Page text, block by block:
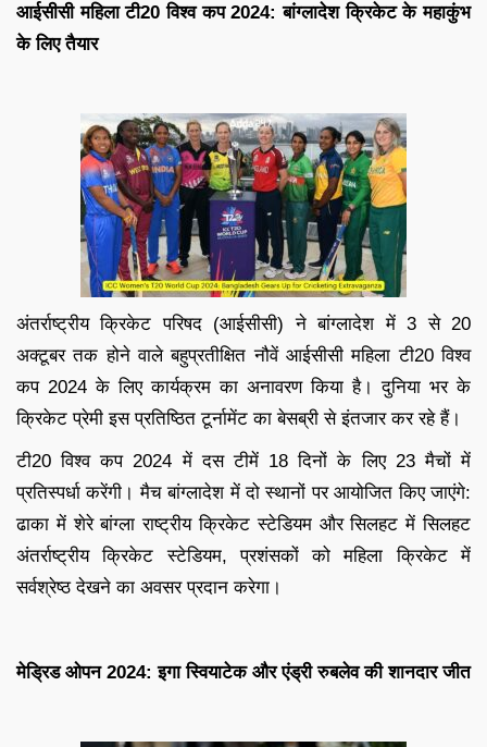
आईसीसी महिला टी20 विश्व कप 2024: बांग्लादेश क्रिकेट के महाकुंभ
के लिए तैयार
अंतर्राष्ट्रीय क्रिकेट परिषद (आईसीसी) ने बांग्लादेश में 3 से 20
अक्टूबर तक होने वाले बहुप्रतीक्षित नौवें आईसीसी महिला टी20 विश्व
कप 2024 के लिए कार्यक्रम का अनावरण किया है। दुनिया भर के
क्रिकेट प्रेमी इस प्रतिष्ठित टूर्नामेंट का बेसब्री से इंतजार कर रहे हैं।
टी20 विश्व कप 2024 में दस टीमें 18 दिनों के लिए 23 मैचों में
प्रतिस्पर्धा करेंगी। मैच बांग्लादेश में दो स्थानों पर आयोजित किए जाएंगे:
ढाका में शेरे बांग्ला राष्ट्रीय क्रिकेट स्टेडियम और सिलहट में सिलहट
अंतर्राष्ट्रीय क्रिकेट स्टेडियम, प्रशंसकों को महिला क्रिकेट में
सर्वश्रेष्ठ देखने का अवसर प्रदान करेगा।
मेड्रिड ओपन 2024: इगा स्वियाटेक और एंड्री रुबलेव की शानदार जीत